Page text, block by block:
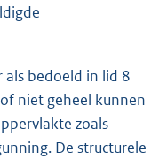
als bedoeld in lid 8
niet geheel kunnen
zoals
De structurele